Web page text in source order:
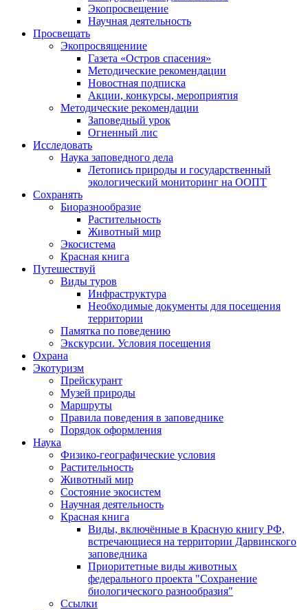
Экопросвещение
Научная деятельность
Просвещать
Экопросвящениие
Газета «Остров спасения»
Методические рекомендации
Новостная подписка
Акции, конкурсы, мероприятия
Методические рекомендации
Заповедный урок
Огненный лис
Исследовать
Наука заповедного дела
Летопись природы и государственный
экологический мониторинг на ООПТ
Сохранять
Биоразнообразие
Растительность
Животный мир
Экосистема
Красная книга
Путешествуй
Виды туров
Инфраструктура
Необходимые документы для посещения
территории
Памятка по поведению
Экскурсии. Условия посещения
Охрана
Экотуризм
Прейскурант
Музей природы
Маршруты
Правила поведения в заповеднике
Порядок оформления
Наука
Физико-географические условия
Растительность
Животный мир
Состояние экосистем
Научная деятельность
Красная книга
Виды, включённые в Красную книгу РФ,
встречающиеся на территории Дарвинского
заповедника
Приоритетные виды животных
федерального проекта "Сохранение
биологического разнообразия"
Ссылки